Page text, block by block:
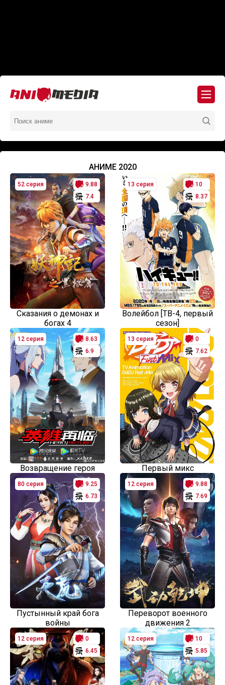
АНИМЕ 2020
52 серия
9.88
7.4
Сказания о демонах и
богах 4
13 серия
10
8.37
Волейбол [ТВ-4, первый
сезон]
12 серия
8.63
6.9
Возвращение героя
13 серия
0
7.62
Первый микс
80 серия
9.25
6.73
Пустынный край бога
войны
12 серия
9.88
7.69
Переворот военного
движения 2
12 серия
0
6.45
12 серия
10
5.85